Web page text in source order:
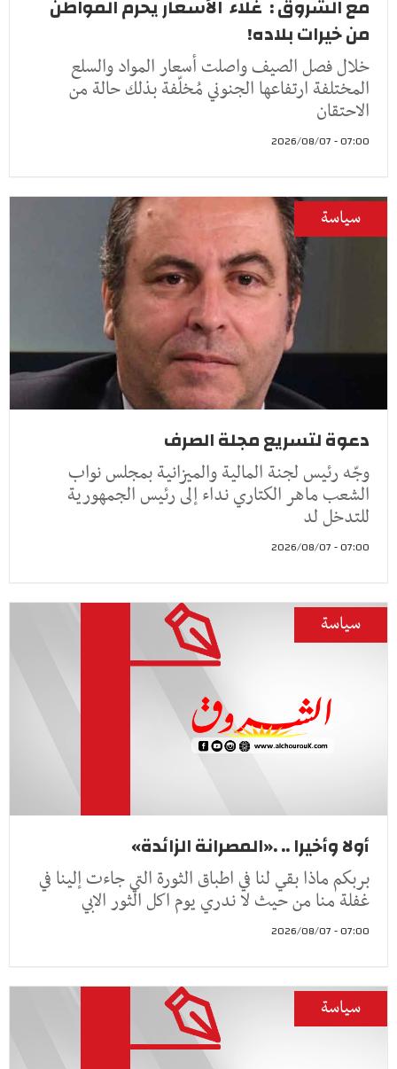
مع الشروق : غلاء الأسعار يحرم المواطن
من خيرات بلاده!
خلال فصل الصيف واصلت أسعار المواد والسلع
المختلفة ارتفاعها الجنوني مُخلّفة بذلك حالة من
الاحتقان
07:00 - 2026/08/07
سياسة
دعوة لتسريع مجلة الصرف
وجّه رئيس لجنة المالية والميزانية بمجلس نواب
الشعب ماهر الكتاري نداء إلى رئيس الجمهورية
للتدخل لد
07:00 - 2026/08/07
سياسة
أولا وأخيرا .. .«المصرانة الزائدة»
بربكم ماذا بقي لنا في اطباق الثورة التي جاءت إلينا في
غفلة منا من حيث لا ندري يوم اكل الثور الابي
07:00 - 2026/08/07
سياسة